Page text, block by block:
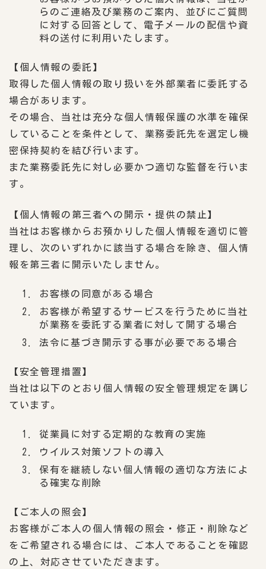
らのご連絡及び業務のご案内、並びにご質問
に対する回答として、電子メールの配信や資
料の送付に利用いたします。
【個人情報の委託】
取得した個人情報の取り扱いを外部業者に委託する
場合があります。
その場合、当社は充分な個人情報保護の水準を確保
していることを条件として、業務委託先を選定し機
密保持契約を結び行います。
また業務委託先に対し必要かつ適切な監督を行いま
す。
【個人情報の第三者への開示・提供の禁止】
当社はお客様からお預かりした個人情報を適切に管
理し、次のいずれかに該当する場合を除き、個人情
報を第三者に開示いたしません。
お客様の同意がある場合
お客様が希望するサービスを行うために当社
が業務を委託する業者に対して開する場合
法令に基づき開示する事が必要である場合
【安全管理措置】
当社は以下のとおり個人情報の安全管理規定を講じ
ています。
従業員に対する定期的な教育の実施
ウイルス対策ソフトの導入
保有を継続しない個人情報の適切な方法によ
る確実な削除
【ご本人の照会】
お客様がご本人の個人情報の照会・修正・削除など
をご希望される場合には、ご本人であることを確認
の上、対応させていただきます。